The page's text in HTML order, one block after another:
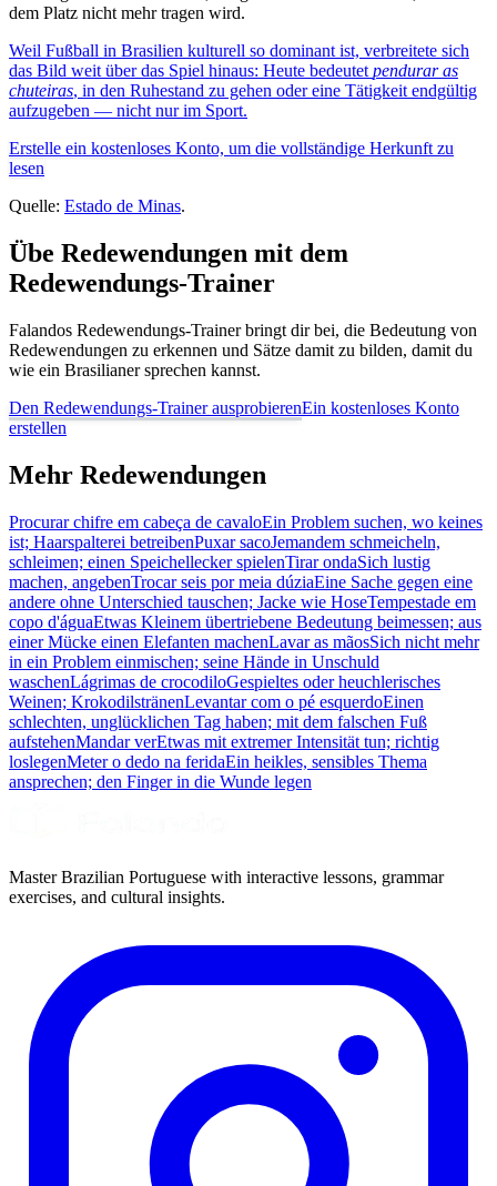
dem Platz nicht mehr tragen wird.
Weil Fußball in Brasilien kulturell so dominant ist, verbreitete sich
das Bild weit über das Spiel hinaus: Heute bedeutet pendurar as
chuteiras, in den Ruhestand zu gehen oder eine Tätigkeit endgültig
aufzugeben — nicht nur im Sport.
Erstelle ein kostenloses Konto, um die vollständige Herkunft zu
lesen
Quelle: Estado de Minas.
Übe Redewendungen mit dem
Redewendungs-Trainer
Falandos Redewendungs-Trainer bringt dir bei, die Bedeutung von
Redewendungen zu erkennen und Sätze damit zu bilden, damit du
wie ein Brasilianer sprechen kannst.
Den Redewendungs-Trainer ausprobierenEin kostenloses Konto
erstellen
Mehr Redewendungen
Procurar chifre em cabeça de cavaloEin Problem suchen, wo keines
ist; Haarspalterei betreibenPuxar sacoJemandem schmeicheln,
schleimen; einen Speichellecker spielenTirar ondaSich lustig
machen, angebenTrocar seis por meia dúziaEine Sache gegen eine
andere ohne Unterschied tauschen; Jacke wie HoseTempestade em
copo d'águaEtwas Kleinem übertriebene Bedeutung beimessen; aus
einer Mücke einen Elefanten machenLavar as mãosSich nicht mehr
in ein Problem einmischen; seine Hände in Unschuld
waschenLágrimas de crocodiloGespieltes oder heuchlerisches
Weinen; KrokodilstränenLevantar com o pé esquerdoEinen
schlechten, unglücklichen Tag haben; mit dem falschen Fuß
aufstehenMandar verEtwas mit extremer Intensität tun; richtig
loslegenMeter o dedo na feridaEin heikles, sensibles Thema
ansprechen; den Finger in die Wunde legen
Master Brazilian Portuguese with interactive lessons, grammar
exercises, and cultural insights.